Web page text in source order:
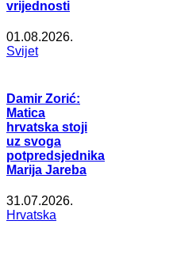
vrijednosti
01.08.2026.
Svijet
Damir Zorić:
Matica
hrvatska stoji
uz svoga
potpredsjednika
Marija Jareba
31.07.2026.
Hrvatska